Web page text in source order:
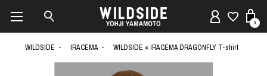
0
WILDSIDE IRACEMA WILDSIDE × IRACEMA DRAGONFLY T-shirt